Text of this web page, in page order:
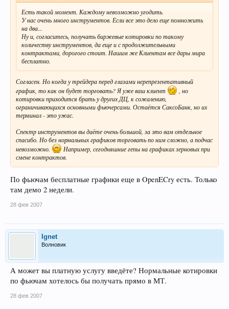
Есть такой момент. Каждому невозможно угодить.
У нас очень много инструментов. Если все это дело еще помножить
на два...
Ну и, согласитесь, получать биржевые котировки по такому
количеству инструментов, да еще и с продолжительными
контрактами, дорогого стоит. Нашим же Клиентам все дары мира
бесплатно.
Согласен. Но когда у трейдера перед глазами нерепрезентативный
график, то как он будет торговать? Я уже ваш клиент
, но
котировки приходится брать у других ДЦ, к сожалению,
ограничивающихся основными фьючерсами. Остаётся СаксоБанк, но их
терминал - это ужас.
Спектр инструментов вы даёте очень большой, за это вам отдельное
спасибо. Но без нормальных графиков торговать по ним сложно, а подчас
невозможно.
Например, сегодняшние гепы на графиках зерновых при
смене контрактов.
По фьючам бесплатные графики еще в OpenECry есть. Только
там демо 2 недели.
28 фев 2007
Ignet
Волновик
А может вы платную услугу введёте? Нормальные котировки
по фьючам хотелось бы получать прямо в МТ.
28 фев 2007